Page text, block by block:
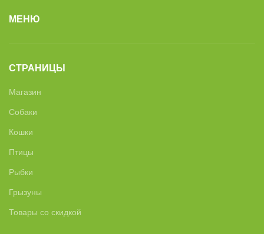
МЕНЮ
СТРАНИЦЫ
Магазин
Собаки
Кошки
Птицы
Рыбки
Грызуны
Товары со скидкой